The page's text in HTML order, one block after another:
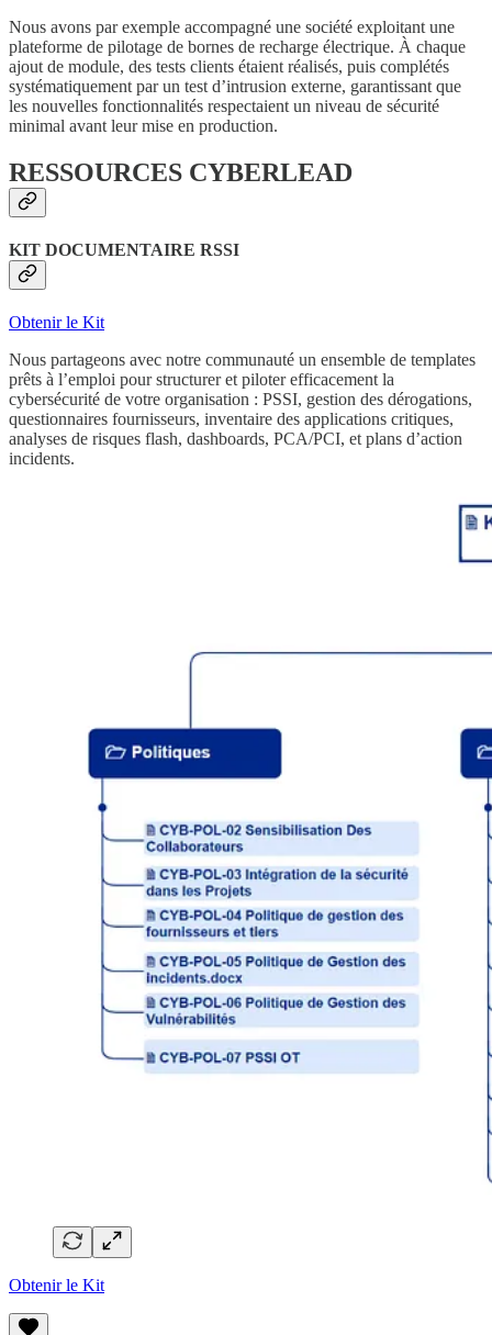
Nous avons par exemple accompagné une société exploitant une
plateforme de pilotage de bornes de recharge électrique. À chaque
ajout de module, des tests clients étaient réalisés, puis complétés
systématiquement par un test d’intrusion externe, garantissant que
les nouvelles fonctionnalités respectaient un niveau de sécurité
minimal avant leur mise en production.
RESSOURCES CYBERLEAD
KIT DOCUMENTAIRE RSSI
Obtenir le Kit
Nous partageons avec notre communauté un ensemble de templates
prêts à l’emploi pour structurer et piloter efficacement la
cybersécurité de votre organisation : PSSI, gestion des dérogations,
questionnaires fournisseurs, inventaire des applications critiques,
analyses de risques flash, dashboards, PCA/PCI, et plans d’action
incidents.
Obtenir le Kit